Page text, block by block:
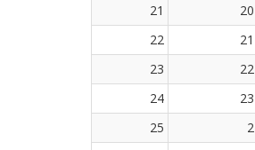
21
20
22
21
23
22
24
23
25
2